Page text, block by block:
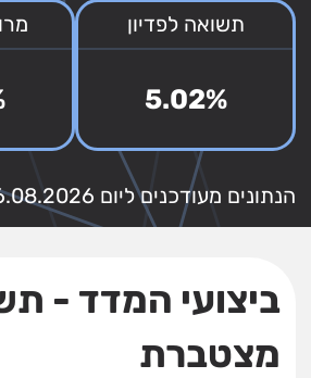
תשואה לפדיון
5.02%
הנתונים מעודכנים ליום 06.08.2026
ביצועי המדד -
מצטברת